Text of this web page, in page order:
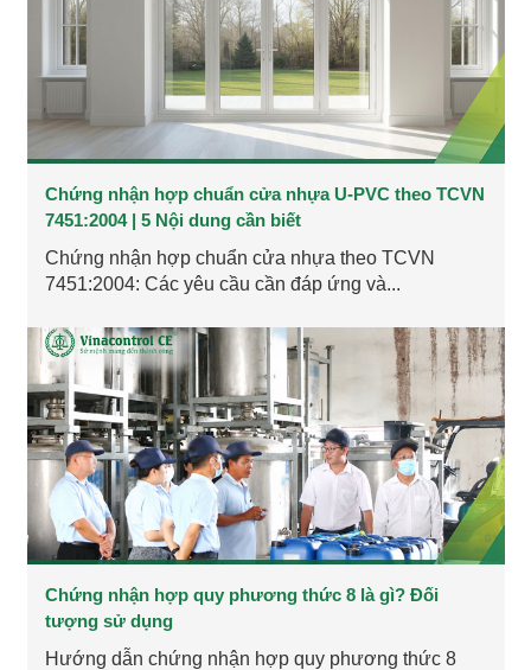
Chứng nhận hợp chuẩn cửa nhựa U-PVC theo TCVN
7451:2004 | 5 Nội dung cần biết
Chứng nhận hợp chuẩn cửa nhựa theo TCVN
7451:2004: Các yêu cầu cần đáp ứng và...
Chứng nhận hợp quy phương thức 8 là gì? Đối
tượng sử dụng
Hướng dẫn chứng nhận hợp quy phương thức 8